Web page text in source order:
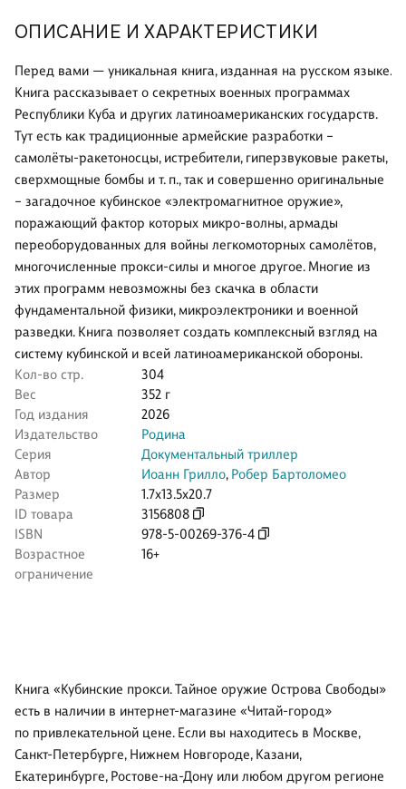
ОПИСАНИЕ И ХАРАКТЕРИСТИКИ
Перед вами — уникальная книга, изданная на русском языке.
Книга рассказывает о секретных военных программах
Республики Куба и других латиноамериканских государств.
Тут есть как традиционные армейские разработки –
самолёты-ракетоносцы, истребители, гиперзвуковые ракеты,
сверхмощные бомбы и т. п., так и совершенно оригинальные
– загадочное кубинское «электромагнитное оружие»,
поражающий фактор которых микро-волны, армады
переоборудованных для войны легкомоторных самолётов,
многочисленные прокси-силы и многое другое. Многие из
этих программ невозможны без скачка в области
фундаментальной физики, микроэлектроники и военной
разведки. Книга позволяет создать комплексный взгляд на
систему кубинской и всей латиноамериканской обороны.
Кол-во стр.
304
Вес
352 г
Год издания
2026
Издательство
Родина
Серия
Документальный триллер
Автор
Иоанн Грилло, Робер Бартоломео
Размер
1.7x13.5x20.7
ID товара
3156808
ISBN
978-5-00269-376-4
Возрастное
ограничение
16+
Книга «Кубинские прокси. Тайное оружие Острова Свободы»
есть в наличии в интернет-магазине «Читай-город»
по привлекательной цене. Если вы находитесь в Москве,
Санкт-Петербурге, Нижнем Новгороде, Казани,
Екатеринбурге, Ростове-на-Дону или любом другом регионе